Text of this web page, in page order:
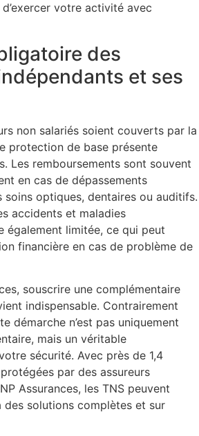
votre activité avec
des
et ses
non salariés soient couverts par la
protection de base présente
Les remboursements sont souvent
en cas de dépassements
soins optiques, dentaires ou auditifs.
accidents et maladies
également limitée, ce qui peut
financière en cas de problème de
souscrire une complémentaire
indispensable. Contrairement
démarche n’est pas uniquement
mais un véritable
sécurité. Avec près de 1,4
par des assureurs
Assurances, les TNS peuvent
des solutions complètes et sur